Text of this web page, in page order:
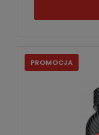
PROMOCJA